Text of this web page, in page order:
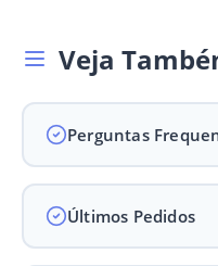
Veja
Perguntas
Últimos Pedidos